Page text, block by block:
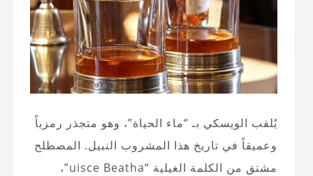
يُلقب الويسكي بـ “ماء الحياة”، وهو متجذر رمزياً
وعميقاً في تاريخ هذا المشروب النبيل. المصطلح
مشتق من الكلمة الغيلية “uisce Beatha”،